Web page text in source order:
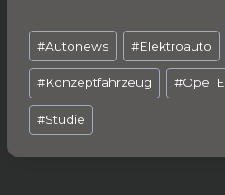
c
e
b
o
o
ai
l
a
ts
A
p
e
g
Schlagworte:
#Autonews #Elektroauto
#Konzeptfahrzeug #Opel
#Studie